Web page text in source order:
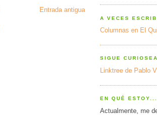
Entrada antigua
A VECES
Columnas en El
SIGUE
Linktree de Pablo
EN QUÉ ESTOY...
Actualmente, me